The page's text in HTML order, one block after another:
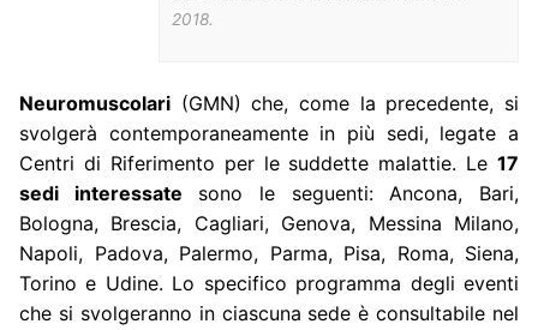
2018.
Neuromuscolari (GMN) che, come la precedente, si
svolgerà contemporaneamente in più sedi, legate a
Centri di Riferimento per le suddette malattie. Le 17
sedi interessate sono le seguenti: Ancona, Bari,
Bologna, Brescia, Cagliari, Genova, Messina Milano,
Napoli, Padova, Palermo, Parma, Pisa, Roma, Siena,
Torino e Udine. Lo specifico programma degli eventi
che si svolgeranno in ciascuna sede è consultabile nel